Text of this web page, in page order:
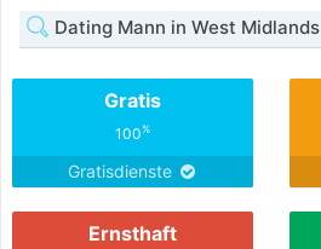
Dating Mann in West Midlands
Gratis
100%
Gratisdienste
Ernsthaft